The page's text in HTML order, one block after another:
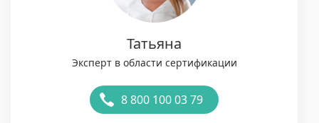
Татьяна
Эксперт в области сертификации
8 800 100 03 79